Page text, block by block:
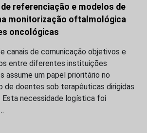
referenciação e modelos de
monitorização oftalmológica
oncológicas
canais de comunicação objetivos e
entre diferentes instituições
assume um papel prioritário no
de doentes sob terapêuticas dirigidas
Esta necessidade logística foi